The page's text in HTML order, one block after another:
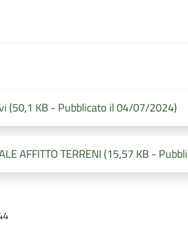
(50,1 KB - Pubblicato il 04/07/2024)
AFFITTO TERRENI (15,57 KB -